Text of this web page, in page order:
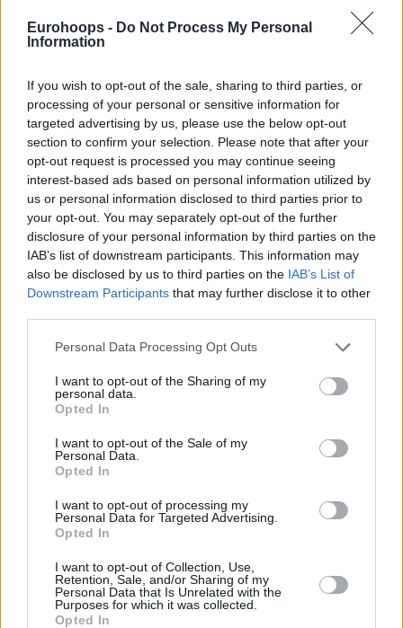
Eurohoops - Do Not Process My Personal
Information
If you wish to opt-out of the sale, sharing to third parties, or
processing of your personal or sensitive information for
targeted advertising by us, please use the below opt-out
section to confirm your selection. Please note that after your
opt-out request is processed you may continue seeing
interest-based ads based on personal information utilized by
us or personal information disclosed to third parties prior to
your opt-out. You may separately opt-out of the further
disclosure of your personal information by third parties on the
IAB’s list of downstream participants. This information may
also be disclosed by us to third parties on the IAB’s List of
Downstream Participants that may further disclose it to other
Please note that this website/app uses one or more Google
not limited to your visit or usage behaviour. You may click to
grant or deny consent to Google and its third-party tags to
use your data for below specified purposes in below Google
consent section.
Personal Data Processing Opt Outs
I want to opt-out of the Sharing of my
personal data.
Opted In
I want to opt-out of the Sale of my
Personal Data.
Opted In
I want to opt-out of processing my
Personal Data for Targeted Advertising.
Opted In
I want to opt-out of Collection, Use,
Retention, Sale, and/or Sharing of my
Personal Data that Is Unrelated with the
Purposes for which it was collected.
Opted In
Gottingen
85